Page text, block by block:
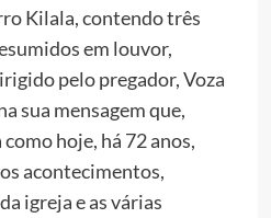
Kilala, contendo três
em louvor,
pelo pregador, Voza
sua mensagem que,
hoje, há 72 anos,
acontecimentos,
igreja e as várias